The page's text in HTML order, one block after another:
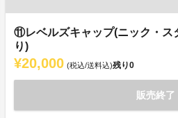
⑪レベルズキャップ(ニック・ス
り)
¥20,000 (税込/送料込)残り0
販売終了